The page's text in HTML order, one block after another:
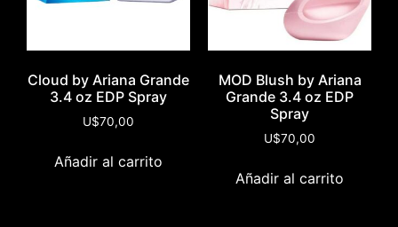
Cloud by Ariana Grande
3.4 oz EDP Spray
U$70,00
Añadir al carrito
MOD Blush by Ariana
Grande 3.4 oz EDP
Spray
U$70,00
Añadir al carrito